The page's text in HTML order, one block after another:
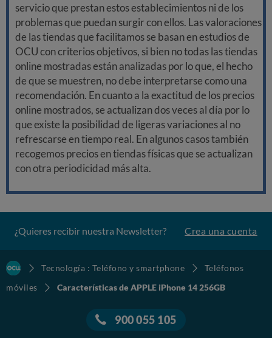
servicio que prestan estos establecimientos ni de los
problemas que puedan surgir con ellos. Las valoraciones
de las tiendas que facilitamos se basan en estudios de
OCU con criterios objetivos, si bien no todas las tiendas
online mostradas están analizadas por lo que, el hecho
de que se muestren, no debe interpretarse como una
recomendación. En cuanto a la exactitud de los precios
online mostrados, se actualizan dos veces al día por lo
que existe la posibilidad de ligeras variaciones al no
refrescarse en tiempo real. En algunos casos también
recogemos precios en tiendas físicas que se actualizan
con otra periodicidad más alta.
¿Quieres recibir nuestra Newsletter? Crea una cuenta
Tecnología : Teléfono y smartphone
Teléfonos
móviles
Características de APPLE iPhone 14 256GB
900 055 105